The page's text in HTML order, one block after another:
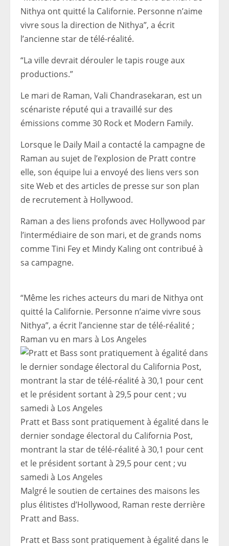
Nithya ont quitté la Californie. Personne n’aime
vivre sous la direction de Nithya”, a écrit
l’ancienne star de télé-réalité.
“La ville devrait dérouler le tapis rouge aux
productions.”
Le mari de Raman, Vali Chandrasekaran, est un
scénariste réputé qui a travaillé sur des
émissions comme 30 Rock et Modern Family.
Lorsque le Daily Mail a contacté la campagne de
Raman au sujet de l’explosion de Pratt contre
elle, son équipe lui a envoyé des liens vers son
site Web et des articles de presse sur son plan
de recrutement à Hollywood.
Raman a des liens profonds avec Hollywood par
l’intermédiaire de son mari, et de grands noms
comme Tini Fey et Mindy Kaling ont contribué à
sa campagne.
“Même les riches acteurs du mari de Nithya ont
quitté la Californie. Personne n’aime vivre sous
Nithya”, a écrit l’ancienne star de télé-réalité ;
Raman vu en mars à Los Angeles
Pratt et Bass sont pratiquement à égalité dans le
dernier sondage électoral du California Post,
montrant la star de télé-réalité à 30,1 pour cent
et le président sortant à 29,5 pour cent ; vu
samedi à Los Angeles
Malgré le soutien de certaines des maisons les
plus élitistes d’Hollywood, Raman reste derrière
Pratt and Bass.
Pratt et Bass sont pratiquement à égalité dans le